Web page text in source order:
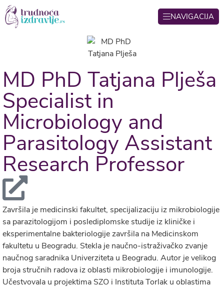
NAVIGACIJA
MD PhD Tatjana Plješa
Specialist in
Microbiology and
Parasitology Assistant
Research Professor
Završila je medicinski fakultet, specijalizaciju iz mikrobiologije
sa parazitologijom i poslediplomske studije iz kliničke i
eksperimentalne bakteriologije završila na Medicinskom
fakultetu u Beogradu. Stekla je naučno-istraživačko zvanje
naučnog saradnika Univerziteta u Beogradu. Autor je velikog
broja stručnih radova iz oblasti mikrobiologije i imunologije.
Učestvovala u projektima SZO i Instituta Torlak u oblastima